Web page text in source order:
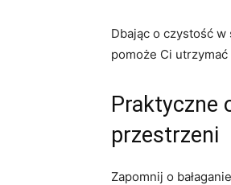
Dbając o czystość
pomoże⁢ Ci⁢
Praktyczne
przestrzeni
Zapomnij o